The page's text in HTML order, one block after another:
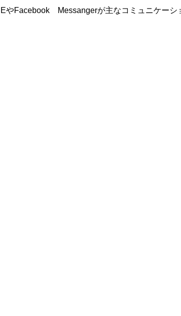
Facebook Messangerが主なコミュニケー